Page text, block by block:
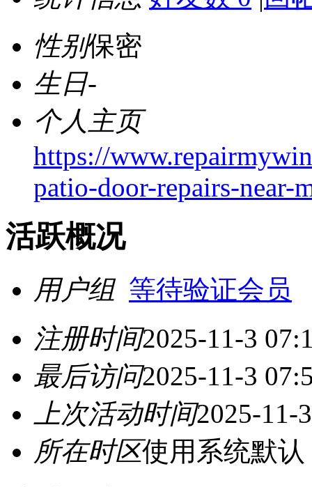
性别保密
生日-
个人主页
https://
patio-door-repairs-near-
活跃概况
用户组 等待验证会员
注册时间2025-11-3
最后访问2025-11-3
上次活动时间2025-11-
所在时区使用系统默认